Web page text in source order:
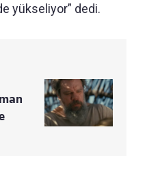
yükseliyor” dedi.